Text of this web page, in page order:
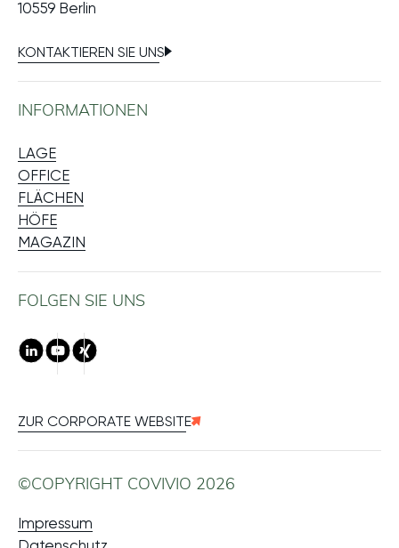
10559 Berlin
KONTAKTIEREN SIE UNS
INFORMATIONEN
LAGE
OFFICE
FLÄCHEN
HÖFE
MAGAZIN
FOLGEN SIE UNS
LinkedInYoutube
ZUR CORPORATE WEBSITE
©COPYRIGHT COVIVIO 2026
Impressum